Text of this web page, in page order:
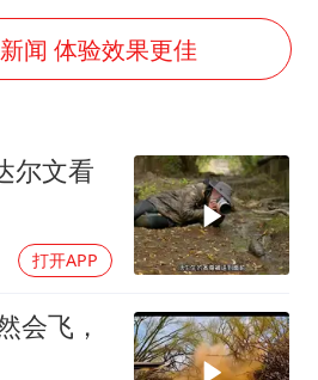
司“上四休三”但要降薪1000元
47岁妈妈突然产女 26岁女儿：很震惊
OpenAI为免费用户升级GPT-5.6 Luna
男子杀人后逃进深山21年活得像野人
“中国蔬菜之乡”最高温达41.8℃
如何把百年大党建设得更加坚强有力？
闻 体验效果更佳
尔文看
打开APP
会飞，